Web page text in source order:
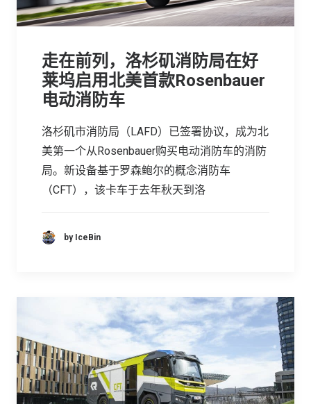
走在前列，洛杉矶消防局在好
莱坞启用北美首款Rosenbauer
电动消防车
洛杉矶市消防局（LAFD）已签署协议，成为北
美第一个从Rosenbauer购买电动消防车的消防
局。新设备基于罗森鲍尔的概念消防车
（CFT），该卡车于去年秋天到洛
by IceBin